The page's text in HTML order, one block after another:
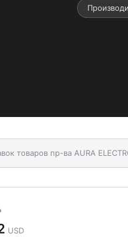
товаров пр-ва AURA
USD